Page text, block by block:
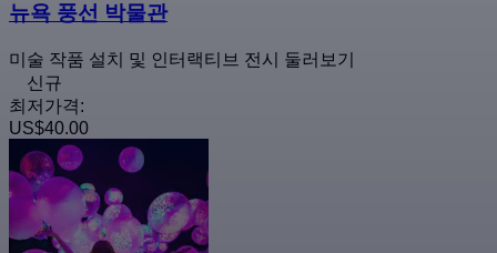
뉴욕 풍선 박물관
미술 작품 설치 및 인터랙티브 전시 둘러보기
신규
최저가격:
US$40.00